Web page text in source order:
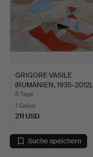
GRIGORE VASILE
(RUMÄNIEN, 1935-2012).
"Pla…
6 Tage
1 Gebot
211 USD
Suche speichern